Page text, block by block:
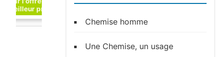
Chemise homme
Une Chemise, un usage